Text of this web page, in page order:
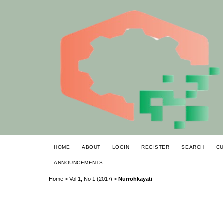
HOME ABOUT LOGIN REGISTER SEARCH
ANNOUNCEMENTS
Home > Vol 1, No 1 (2017) > Nurrohkayati